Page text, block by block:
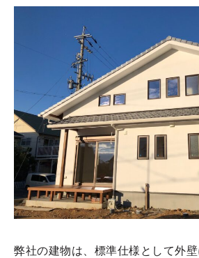
弊社の建物は、標準仕様として外